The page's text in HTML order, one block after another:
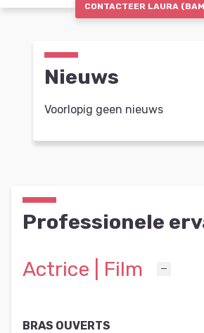
CONTACTEER LAURA
Nieuws
Voorlopig geen nieuws
Professionele
Actrice | Film
BRAS OUVERTS